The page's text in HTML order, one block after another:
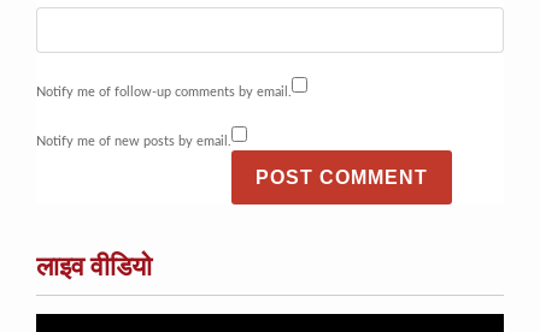
Notify me of follow-up comments by email.
Notify me of new posts by email.
लाइव वीडियो